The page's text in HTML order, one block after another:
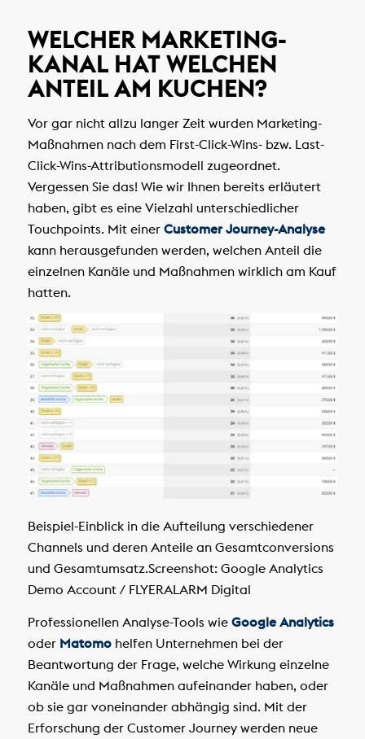
WELCHER MARKETING-
KANAL HAT WELCHEN
ANTEIL AM KUCHEN?
Vor gar nicht allzu langer Zeit wurden Marketing-
Maßnahmen nach dem First-Click-Wins- bzw. Last-
Click-Wins-Attributionsmodell zugeordnet.
Vergessen Sie das! Wie wir Ihnen bereits erläutert
haben, gibt es eine Vielzahl unterschiedlicher
Touchpoints. Mit einer Customer Journey-Analyse
kann herausgefunden werden, welchen Anteil die
einzelnen Kanäle und Maßnahmen wirklich am Kauf
hatten.
Beispiel-Einblick in die Aufteilung verschiedener
Channels und deren Anteile an Gesamtconversions
und Gesamtumsatz.Screenshot: Google Analytics
Demo Account / FLYERALARM Digital
Professionellen Analyse-Tools wie Google Analytics
oder Matomohelfen Unternehmen bei der
Beantwortung der Frage, welche Wirkung einzelne
Kanäle und Maßnahmen aufeinander haben, oder
ob sie gar voneinander abhängig sind. Mit der
Erforschung der Customer Journey werden neue